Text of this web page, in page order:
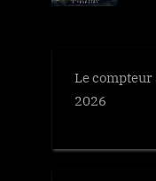
Le compteur
2026